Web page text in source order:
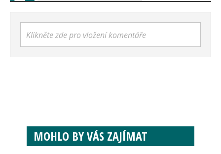
Klikněte zde pro vložení komentáře
MOHLO BY VÁS ZAJÍMAT